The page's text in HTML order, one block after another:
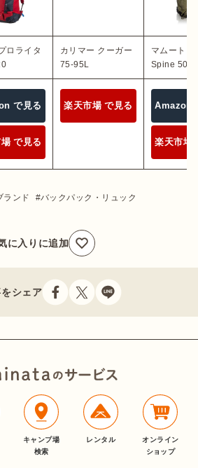
ロライタ
カリマー クーガー
75-95L
マムート
Spine 50
で見る
で見る
楽天市場 で見る Amazon
楽天市場
ランド バックパック・リュック
に入りに追加
シェア
キャンプ場
検索
レンタル
オンライン
ショップ